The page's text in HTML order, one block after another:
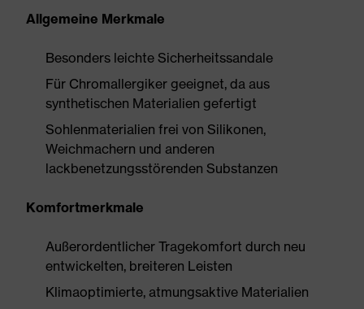
Allgemeine Merkmale
Besonders leichte Sicherheitssandale
Für Chromallergiker geeignet, da aus
synthetischen Materialien gefertigt
Sohlenmaterialien frei von Silikonen,
Weichmachern und anderen
lackbenetzungsstörenden Substanzen
Komfortmerkmale
Außerordentlicher Tragekomfort durch neu
entwickelten, breiteren Leisten
Klimaoptimierte, atmungsaktive Materialien